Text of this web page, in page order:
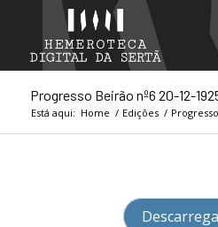
Progresso Beirão nº6 20-12-
Está aqui: Home / Edições /